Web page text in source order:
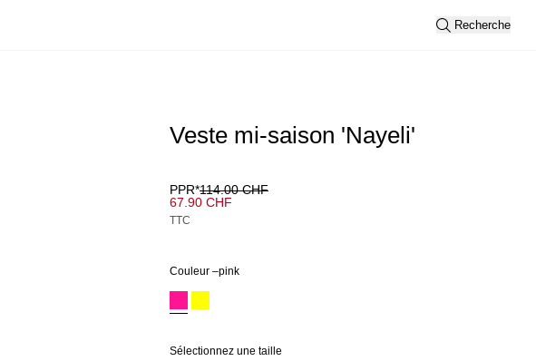
Recherche
Veste mi-saison 'Nayeli'
PPR*114.00 CHF
67.90 CHF
TTC
Couleur –pink
Sélectionnez une taille